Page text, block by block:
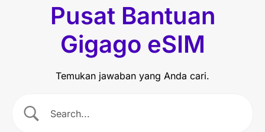
Pusat Bantuan
Gigago eSIM
Temukan jawaban yang Anda cari.